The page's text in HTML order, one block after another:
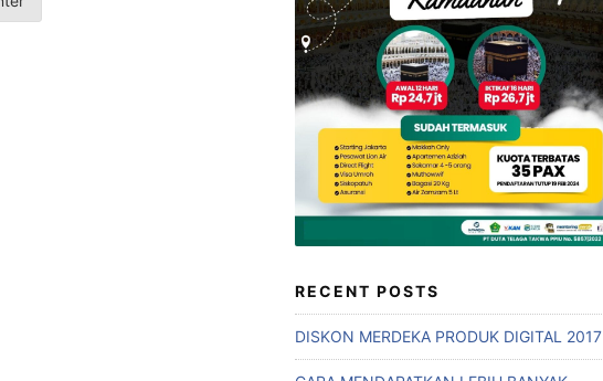
RECENT POSTS
DISKON MERDEKA PRODUK DIGITAL 2017